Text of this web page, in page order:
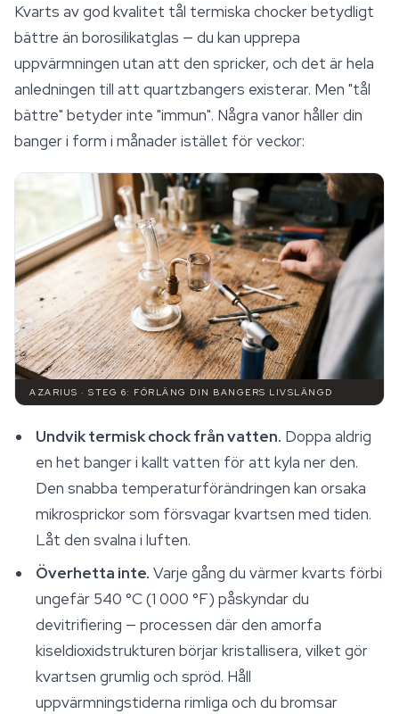
Kvarts av god kvalitet tål termiska chocker betydligt
bättre än borosilikatglas — du kan upprepa
uppvärmningen utan att den spricker, och det är hela
anledningen till att quartzbangers existerar. Men "tål
bättre" betyder inte "immun". Några vanor håller din
banger i form i månader istället för veckor:
AZARIUS · STEG 6: FÖRLÄNG DIN BANGERS LIVSLÄNGD
Undvik termisk chock från vatten. Doppa aldrig
en het banger i kallt vatten för att kyla ner den.
Den snabba temperaturförändringen kan orsaka
mikrosprickor som försvagar kvartsen med tiden.
Låt den svalna i luften.
Överhetta inte. Varje gång du värmer kvarts förbi
ungefär 540 °C (1 000 °F) påskyndar du
devitrifiering — processen där den amorfa
kiseldioxidstrukturen börjar kristallisera, vilket gör
kvartsen grumlig och spröd. Håll
uppvärmningstiderna rimliga och du bromsar